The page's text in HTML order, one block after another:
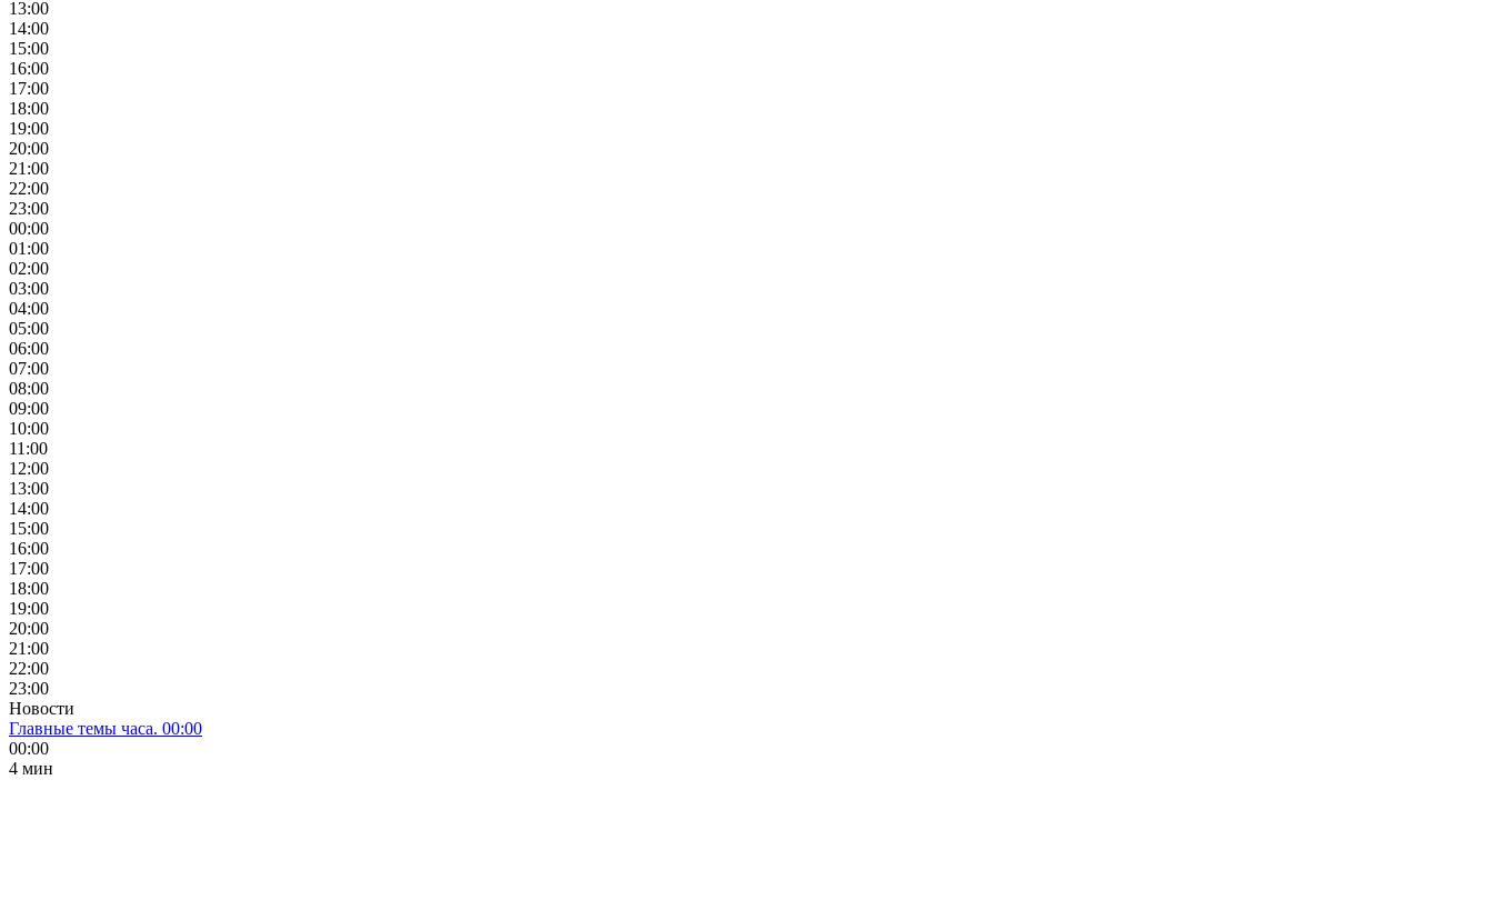
13:00
14:00
15:00
16:00
17:00
18:00
19:00
20:00
21:00
22:00
23:00
00:00
01:00
02:00
03:00
04:00
05:00
06:00
07:00
08:00
09:00
10:00
11:00
12:00
13:00
14:00
15:00
16:00
17:00
18:00
19:00
20:00
21:00
22:00
23:00
Новости
Главные темы часа. 00:00
00:00
4 мин